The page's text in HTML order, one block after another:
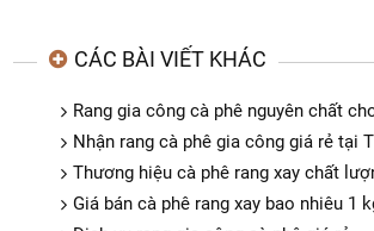
CÁC BÀI VIẾT KHÁC
Rang gia công cà phê nguyên chất
Nhận rang cà phê gia công giá rẻ tại
Thương hiệu cà phê rang xay chất
Giá bán cà phê rang xay bao nhiêu 1